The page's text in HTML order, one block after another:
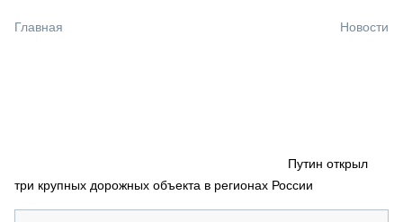
СПЕЦПРОЕКТЫ
Главная Новости
Путин открыл
три крупных дорожных объекта в регионах России